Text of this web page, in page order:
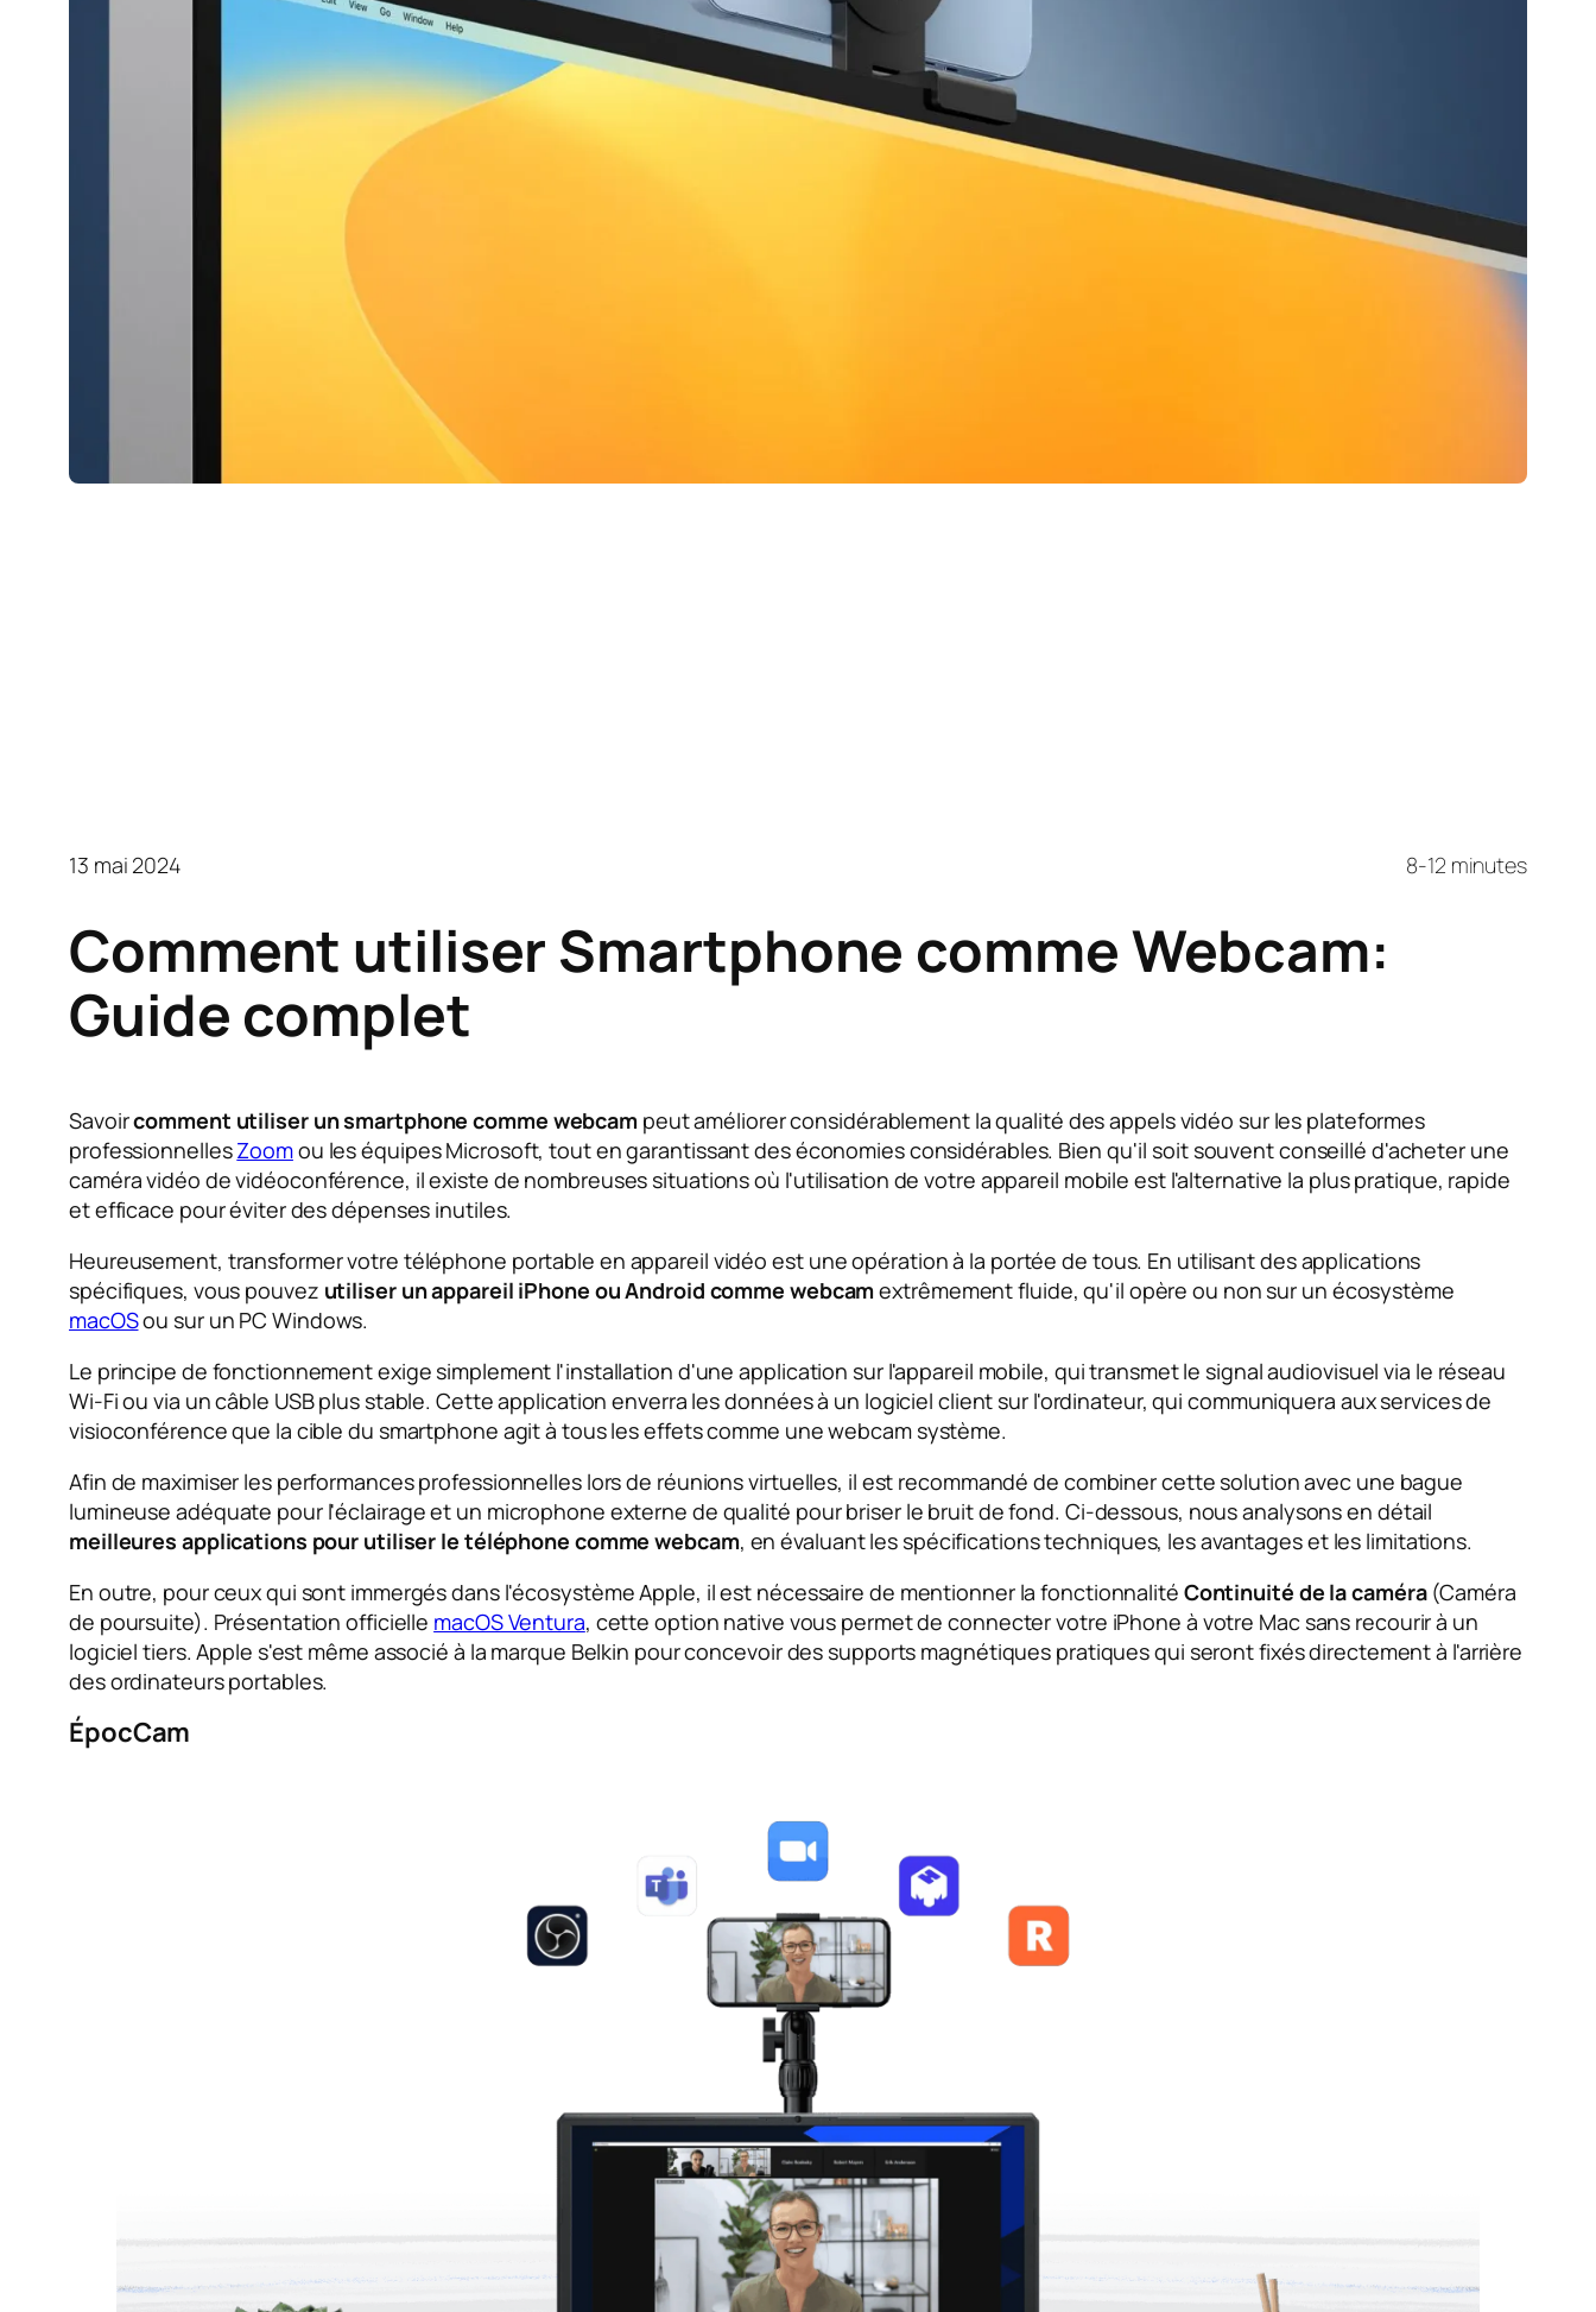
13 mai 2024 8-12 minutes
Comment utiliser Smartphone comme Webcam:
Guide complet
Savoircomment utiliser un smartphone comme webcam peut améliorer considérablement la qualité des appels vidéo sur les plateformes
professionnellesZoomou les équipes Microsoft, tout en garantissant des économies considérables. Bien qu'il soit souvent conseillé d'acheter une
caméra vidéo de vidéoconférence, il existe de nombreuses situations où l'utilisation de votre appareil mobile est l'alternative la plus pratique, rapide
et efficace pour éviter des dépenses inutiles.
Heureusement, transformer votre téléphone portable en appareil vidéo est une opération à la portée de tous. En utilisant des applications
spécifiques, vous pouvez utiliser un appareil iPhone ou Android comme webcamextrêmement fluide, qu'il opère ou non sur un écosystème
macOSou sur un PC Windows.
Le principe de fonctionnement exige simplement l'installation d'une application sur l'appareil mobile, qui transmet le signal audiovisuel via le réseau
Wi-Fi ou via un câble USB plus stable. Cette application enverra les données à un logiciel client sur l'ordinateur, qui communiquera aux services de
visioconférence que la cible du smartphone agit à tous les effets comme une webcam système.
Afin de maximiser les performances professionnelles lors de réunions virtuelles, il est recommandé de combiner cette solution avec une bague
lumineuse adéquate pour l'éclairage et un microphone externe de qualité pour briser le bruit de fond. Ci-dessous, nous analysons en détail
meilleures applications pour utiliser le téléphone comme webcam, en évaluant les spécifications techniques, les avantages et les limitations.
En outre, pour ceux qui sont immergés dans l'écosystème Apple, il est nécessaire de mentionner la fonctionnalité Continuité de la caméra(Caméra
de poursuite). Présentation officielle macOS Ventura, cette option native vous permet de connecter votre iPhone à votre Mac sans recourir à un
logiciel tiers. Apple s'est même associé à la marque Belkin pour concevoir des supports magnétiques pratiques qui seront fixés directement à l'arrière
des ordinateurs portables.
ÉpocCam